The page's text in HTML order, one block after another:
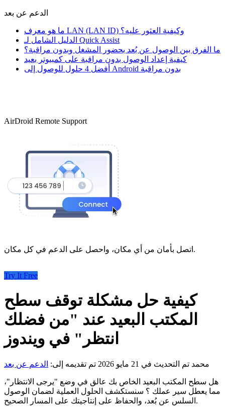
الدعم عن بعد
ما هو معرف LAN (LAN ID) وكيفية العثور عليه؟
الدليل الشامل لـ Quick Assist
ما الفرق بين الوصول عن بُعد بحضور المشغل وبدون مراقبة؟
كيفية إعداد الوصول بدون مراقبة على كمبيوتر بعيد
أفضل 4 حلول للوصول إلى Android بدون مراقبة
AirDroid Remote Support
اتصل بأمان من أي مكان، واحصل على الدعم في كل مكان.
Try It Free
كيفية حل مشكلة توقف سطح
المكتب البعيد عند "من فضلك
انتظر" في ويندوز
محمد تم التحديث في 21 مايو 2026 تم تقديمه إلى: الدعم عن بعد
هل سطح المكتب البعيد الخاص بك عالق في وضع "يرجى الانتظار"،
مما يعطل سير عملك ؟ سنستكشف الحلول العملية لضمان الوصول
السلس عن بُعد، والحفاظ على إنتاجيتك على المسار الصحيح.